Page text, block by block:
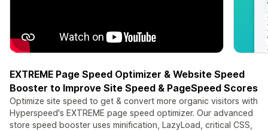
EXTREME Page Speed Optimizer & Website Speed
Booster to Improve Site Speed & PageSpeed Scores
Optimize site speed to get & convert more organic visitors with
Hyperspeed's EXTREME page speed optimizer. Our advanced
store speed booster uses minification, LazyLoad, critical CSS,